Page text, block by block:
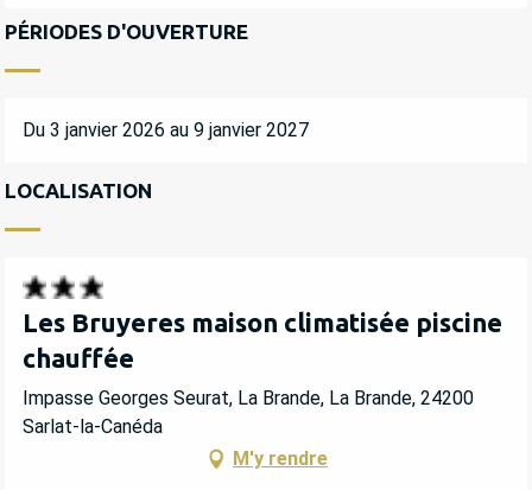
PÉRIODES D'OUVERTURE
Du 3 janvier 2026 au 9 janvier 2027
LOCALISATION
Les Bruyeres maison climatisée piscine
chauffée
Impasse Georges Seurat, La Brande, La Brande, 24200
Sarlat-la-Canéda
M'y rendre